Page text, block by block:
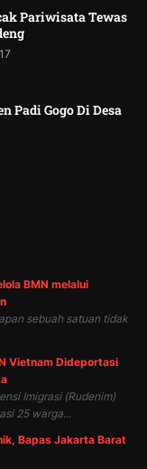
Pariwisata Tewas
Padi Gogo Di Desa
BMN melalui
sebuah satuan tidak
Vietnam Dideportasi
Imigrasi (Rudenim)
25 warga...
Bapas Jakarta Barat